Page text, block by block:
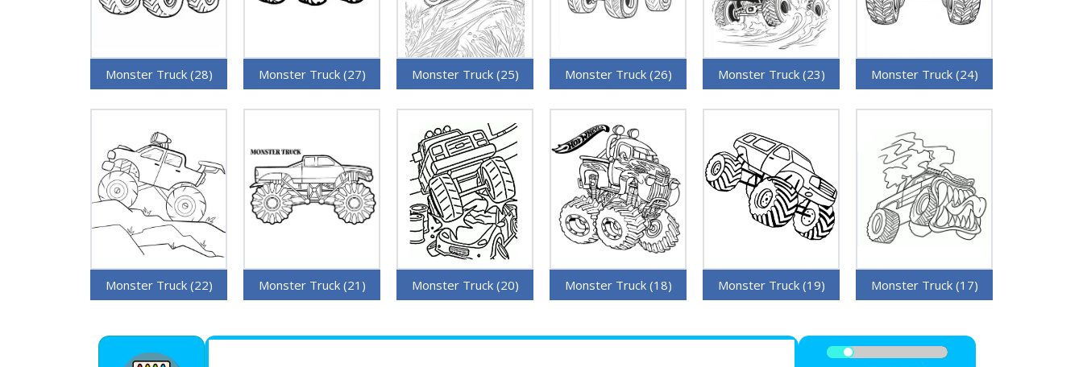
Monster Truck (28) Monster Truck (27) Monster Truck (25) Monster Truck (26) Monster Truck (23) Monster Truck (24)
Monster Truck (22) Monster Truck (21) Monster Truck (20) Monster Truck (18) Monster Truck (19) Monster Truck (17)